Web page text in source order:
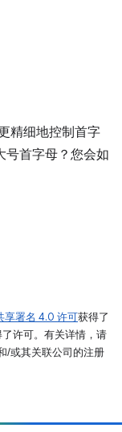
精细地控制首字
号首字母？您会如
享署名 4.0 许可获得了
许可。有关详情，请
/或其关联公司的注册